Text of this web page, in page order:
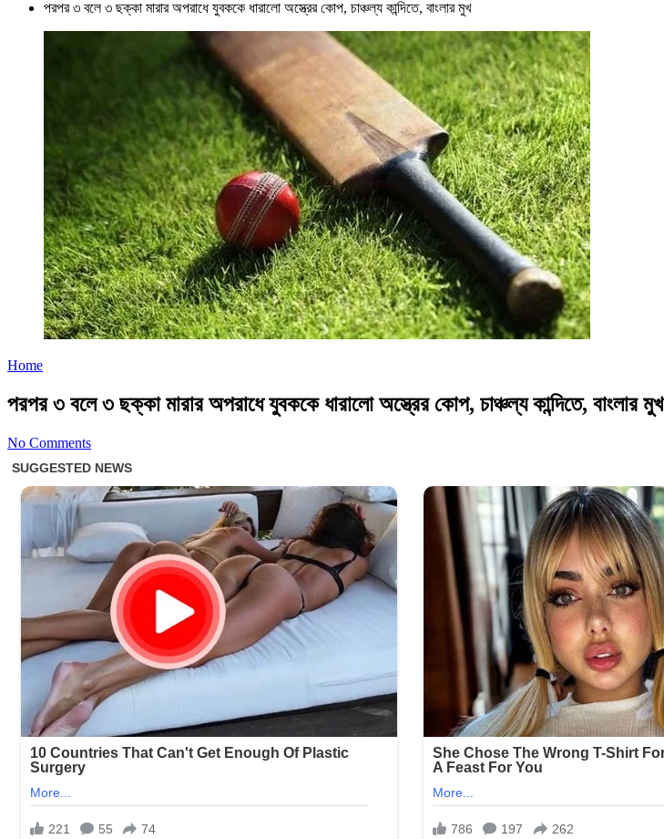
পরপর ৩ বলে ৩ ছক্কা মারার অপরাধে যুবককে ধারালো অস্ত্রের কোপ, চাঞ্চল্য কান্দিতে, বাংলার মুখ
Home
পরপর ৩ বলে ৩ ছক্কা মারার অপরাধে যুবককে ধারালো অস্ত্রের কোপ, চাঞ্চল্য কান্দিতে, বাংলার মুখ
No Comments